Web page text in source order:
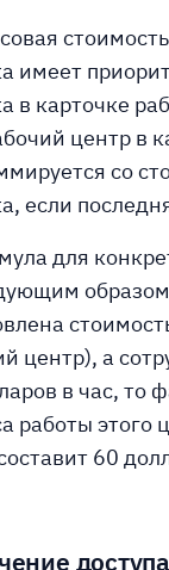
имеет
в карточке
центр в
со
если
для
центр), а
в час, то
работы этого
60